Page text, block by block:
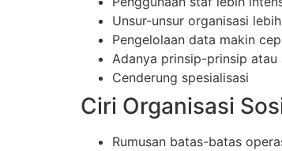
Unsur-unsur organisasi
Pengelolaan data makin
Adanya prinsip-prinsip atau
Cenderung spesialisasi
Ciri Organisasi
Rumusan batas-batas